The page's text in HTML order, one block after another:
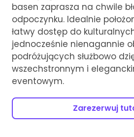
basen zaprasza na chwile
odpoczynku. Idealnie
łatwy dostęp do
jednocześnie nienagannie
podróżujących służbowo
wszechstronnym i
eventowym.
Zarezerwuj